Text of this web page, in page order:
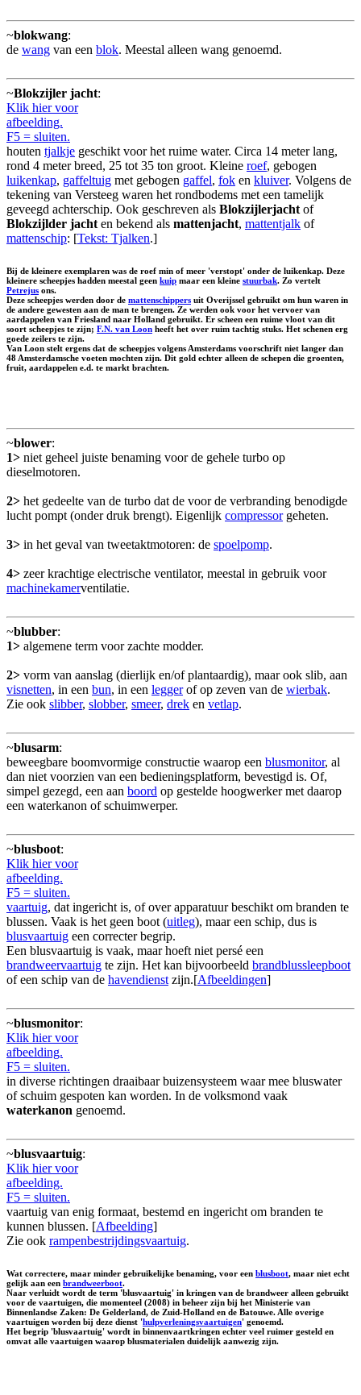
~blokwang:
de wang van een blok. Meestal alleen wang genoemd.
~Blokzijler jacht:
Klik hier voor
afbeelding.
F5 = sluiten.
houten tjalkje geschikt voor het ruime water. Circa 14 meter lang,
rond 4 meter breed, 25 tot 35 ton groot. Kleine roef, gebogen
luikenkap, gaffeltuig met gebogen gaffel, fok en kluiver. Volgens de
tekening van Versteeg waren het rondbodems met een tamelijk
geveegd achterschip. Ook geschreven als Blokzijlerjachtof
Blokzijlder jachten bekend als mattenjacht, mattentjalk of
mattenschip: [Tekst: Tjalken.]
Bij de kleinere exemplaren was de roef min of meer 'verstopt' onder de luikenkap. Deze
kleinere scheepjes hadden meestal geen kuip maar een kleine stuurbak. Zo vertelt
Petrejus ons.
Deze scheepjes werden door de mattenschippers uit Overijssel gebruikt om hun waren in
de andere gewesten aan de man te brengen. Ze werden ook voor het vervoer van
aardappelen van Friesland naar Holland gebruikt. Er scheen een ruime vloot van dit
soort scheepjes te zijn; F.N. van Loon heeft het over ruim tachtig stuks. Het schenen erg
goede zeilers te zijn.
Van Loon stelt ergens dat de scheepjes volgens Amsterdams voorschrift niet langer dan
48 Amsterdamsche voeten mochten zijn. Dit gold echter alleen de schepen die groenten,
fruit, aardappelen e.d. te markt brachten.
~blower:
1> niet geheel juiste benaming voor de gehele turbo op
dieselmotoren.
2> het gedeelte van de turbo dat de voor de verbranding benodigde
lucht pompt (onder druk brengt). Eigenlijk compressorgeheten.
3> in het geval van tweetaktmotoren: de spoelpomp.
4> zeer krachtige electrische ventilator, meestal in gebruik voor
machinekamerventilatie.
~blubber:
1> algemene term voor zachte modder.
2> vorm van aanslag (dierlijk en/of plantaardig), maar ook slib, aan
visnetten, in een bun, in een leggerof op zeven van de wierbak.
Zie ook slibber, slobber, smeer, drek en vetlap.
~blusarm:
beweegbare boomvormige constructie waarop een blusmonitor, al
dan niet voorzien van een bedieningsplatform, bevestigd is. Of,
simpel gezegd, een aan boord op gestelde hoogwerker met daarop
een waterkanon of schuimwerper.
~blusboot:
Klik hier voor
afbeelding.
F5 = sluiten.
vaartuig, dat ingericht is, of over apparatuur beschikt om branden te
blussen. Vaak is het geen boot (uitleg), maar een schip, dus is
blusvaartuig een correcter begrip.
Een blusvaartuig is vaak, maar hoeft niet persé een
brandweervaartuig te zijn. Het kan bijvoorbeeld brandblussleepboot
of een schip van de havendienst zijn.[Afbeeldingen]
~blusmonitor:
Klik hier voor
afbeelding.
F5 = sluiten.
in diverse richtingen draaibaar buizensysteem waar mee bluswater
of schuim gespoten kan worden. In de volksmond vaak
waterkanon genoemd.
~blusvaartuig:
Klik hier voor
afbeelding.
F5 = sluiten.
vaartuig van enig formaat, bestemd en ingericht om branden te
kunnen blussen. [Afbeelding]
Zie ook rampenbestrijdingsvaartuig.
Wat correctere, maar minder gebruikelijke benaming, voor een blusboot, maar niet echt
gelijk aan een brandweerboot.
Naar verluidt wordt de term 'blusvaartuig' in kringen van de brandweer alleen gebruikt
voor de vaartuigen, die momenteel (2008) in beheer zijn bij het Ministerie van
Binnenlandse Zaken: De Gelderland, de Zuid-Holland en de Batouwe. Alle overige
vaartuigen worden bij deze dienst 'hulpverleningsvaartuigen' genoemd.
Het begrip 'blusvaartuig' wordt in binnenvaartkringen echter veel ruimer gesteld en
omvat alle vaartuigen waarop blusmaterialen duidelijk aanwezig zijn.